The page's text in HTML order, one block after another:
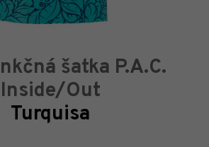
šatka P.A.C.
Inside/Out
Turquisa